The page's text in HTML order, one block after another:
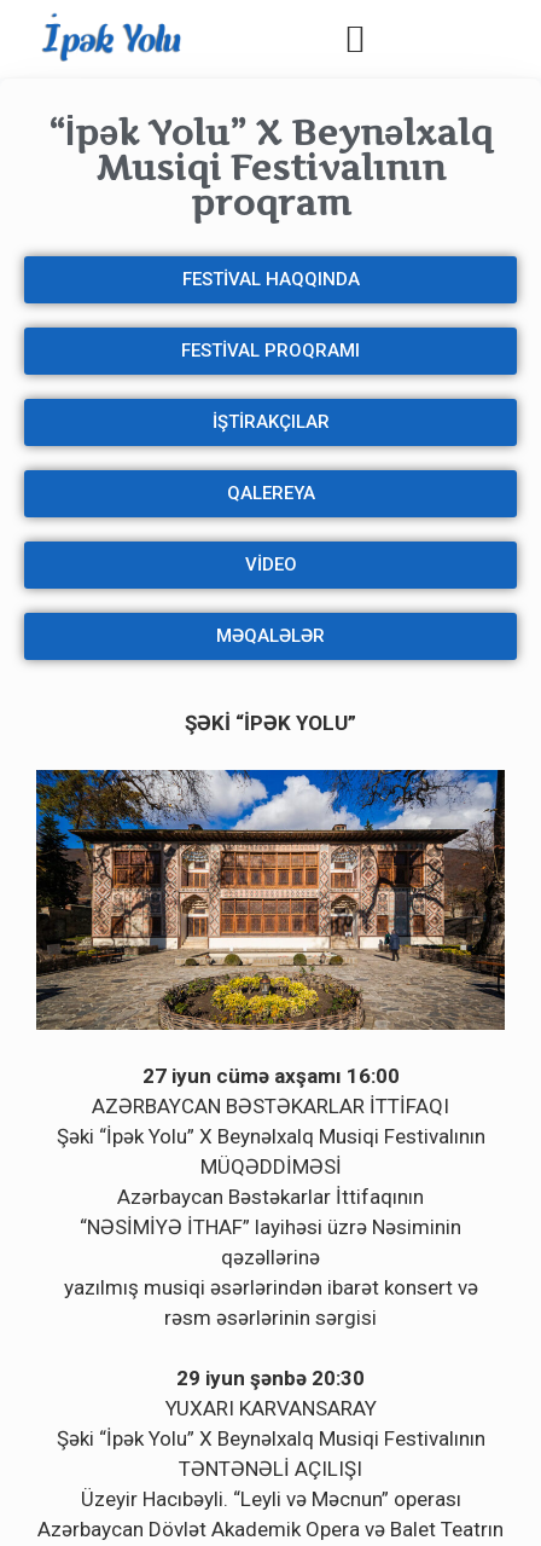
“İpək Yolu” X Beynəlxalq
Musiqi Festivalının
proqram
FESTİVAL HAQQINDA
FESTİVAL PROQRAMI
İŞTİRAKÇILAR
QALEREYA
VİDEO
MƏQALƏLƏR
ŞƏKİ “İPƏK YOLU”
27 iyun cümə axşamı 16:00
AZƏRBAYCAN BƏSTƏKARLAR İTTİFAQI
Şəki “İpək Yolu” X Beynəlxalq Musiqi Festivalının
MÜQƏDDİMƏSİ
Azərbaycan Bəstəkarlar İttifaqının
“NƏSİMİYƏ İTHAF” layihəsi üzrə Nəsiminin
qəzəllərinə
yazılmış musiqi əsərlərindən ibarət konsert və
rəsm əsərlərinin sərgisi
29 iyun şənbə 20:30
YUXARI KARVANSARAY
Şəki “İpək Yolu” X Beynəlxalq Musiqi Festivalının
TƏNTƏNƏLİ AÇILIŞI
Üzeyir Hacıbəyli. “Leyli və Məcnun” operası
Azərbaycan Dövlət Akademik Opera və Balet Teatrın